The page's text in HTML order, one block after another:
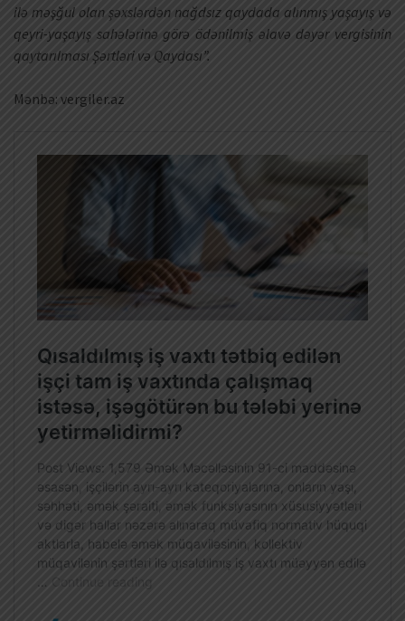
ilə məşğul olan şəxslərdən nağdsız qaydada alınmış yaşayış və
qeyri-yaşayış sahələrinə görə ödənilmiş əlavə dəyər vergisinin
qaytarılması Şərtləri və Qaydası”.
Mənbə: vergiler.az